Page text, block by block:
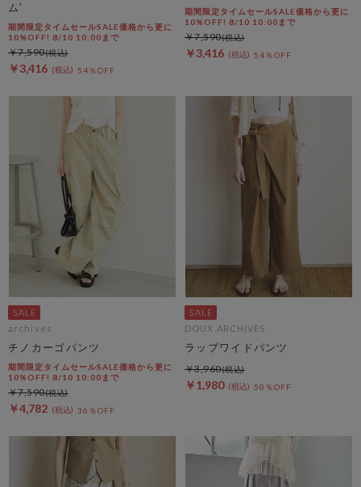
ム’
期間限定タイムセールSALE価格から更に
10%OFF! 8/10 10:00まで
￥3,416 54％OFF
￥7,590
期間限定タイムセールSALE価格から更に
10%OFF! 8/10 10:00まで
￥3,416 54％OFF
￥7,590
archives
チノカーゴパンツ
期間限定タイムセールSALE価格から更に
10%OFF! 8/10 10:00まで
￥4,782 36％OFF
￥7,590
DOUX ARCHIVES
ラップワイドパンツ
￥1,980 50％OFF
￥3,960